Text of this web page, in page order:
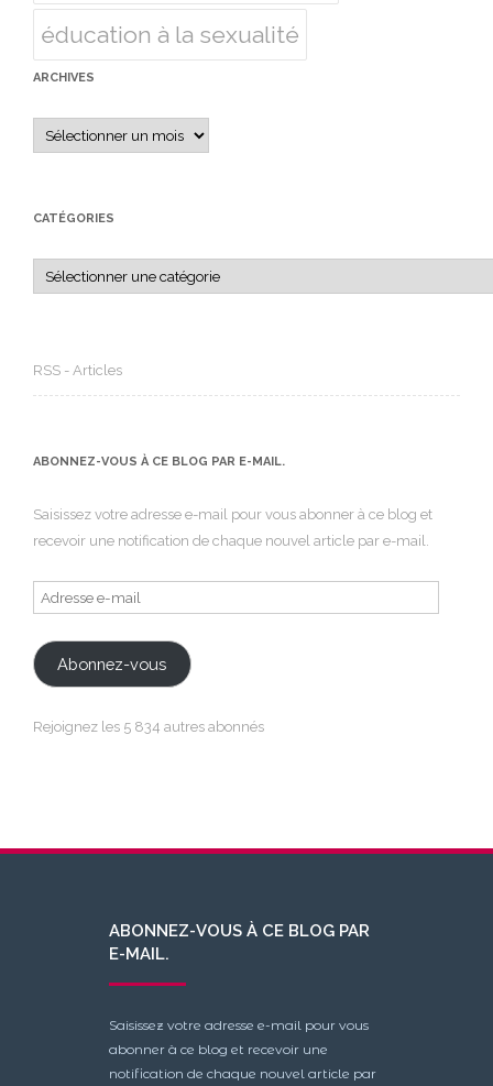
éducation à la sexualité
ARCHIVES
Archives
CATÉGORIES
Catégories
RSS - Articles
ABONNEZ-VOUS À CE BLOG PAR E-MAIL.
Saisissez votre adresse e-mail pour vous abonner à ce blog et
recevoir une notification de chaque nouvel article par e-mail.
Adresse
e-
mail
Abonnez-vous
Rejoignez les 5 834 autres abonnés
ABONNEZ-VOUS À CE BLOG PAR
E-MAIL.
Saisissez votre adresse e-mail pour vous
abonner à ce blog et recevoir une
notification de chaque nouvel article par